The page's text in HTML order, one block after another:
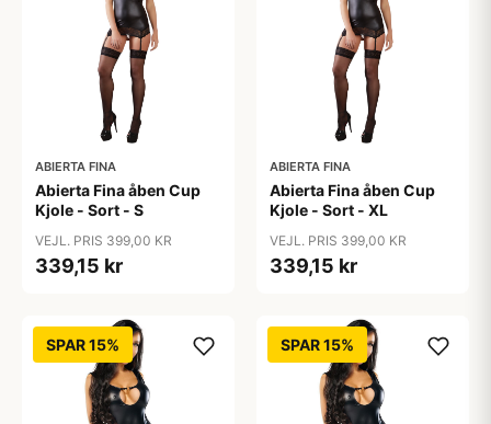
ABIERTA FINA
Abierta Fina åben Cup
Kjole - Sort - S
VEJL. PRIS 399,00 KR
339,15 kr
ABIERTA FINA
Abierta Fina åben Cup
Kjole - Sort - XL
VEJL. PRIS 399,00 KR
339,15 kr
SPAR 15% SPAR 15%